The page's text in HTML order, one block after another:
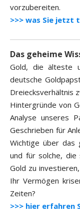
vorzubereiten.
>>> was Sie jetzt
Das geheime
Gold, die älteste
deutsche
Dreiecksverhältnis
Hintergründe von
Analyse unseres
Geschrieben für
Wichtige über das
und für solche, die
Gold zu
Ihr Vermögen
Zeiten?
>>> hier erfahren